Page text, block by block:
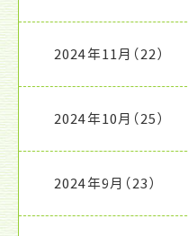
2024年11月 （22）
2024年10月 （25）
2024年9月 （23）